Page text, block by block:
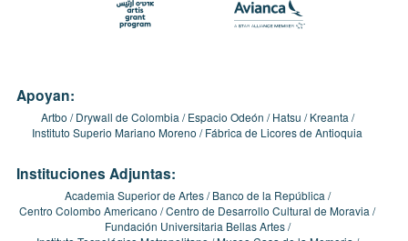
Apoyan:
Artbo Drywall de Colombia Espacio Odeón Hatsu
Kreanta
Instituto Superio Mariano Moreno
Fábrica de Licores de Antioquia
Instituciones Adjuntas:
Academia Superior de Artes
Banco de la República
Centro Colombo Americano Centro de Desarrollo Cultural de Moravia
Fundación Universitaria Bellas Artes